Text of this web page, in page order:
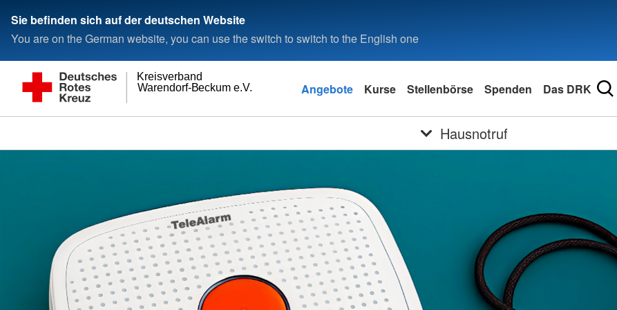
Sie befinden sich auf der deutschen Website
You are on the German website, you can use the switch to switch to the English one
Warendorf-Beckum e.V.
Kreisverband
Angebote Kurse Stellenbörse Spenden Das DRK
Hausnotruf